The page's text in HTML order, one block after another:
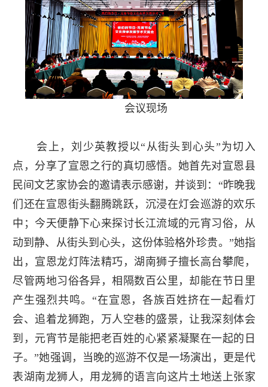
会议现场
会上，刘少英教授以“从街头到心头”为切入
点，分享了宣恩之行的真切感悟。她首先对宣恩县
民间文艺家协会的邀请表示感谢，并谈到：“昨晚我
们还在宣恩街头翻腾跳跃，沉浸在灯会巡游的欢乐
中；今天便静下心来探讨长江流域的元宵习俗，从
动到静、从街头到心头，这份体验格外珍贵。”她指
出，宣恩龙灯阵法精巧，湖南狮子擅长高台攀爬，
尽管两地习俗各异，相隔数百公里，却能在节日里
产生强烈共鸣。“在宣恩，各族百姓挤在一起看灯
会、追着龙狮跑，万人空巷的盛景，让我深刻体会
到，元宵节是能把老百姓的心紧紧凝聚在一起的日
子。”她强调，当晚的巡游不仅是一场演出，更是代
表湖南龙狮人，用龙狮的语言向这片土地送上张家